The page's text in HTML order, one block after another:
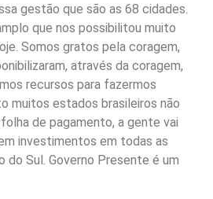
gestão que são as 68 cidades.
que nos possibilitou muito
Somos gratos pela coragem,
através da coragem,
recursos para fazermos
muitos estados brasileiros não
de pagamento, a gente vai
investimentos em todas as
do Sul. Governo Presente é um